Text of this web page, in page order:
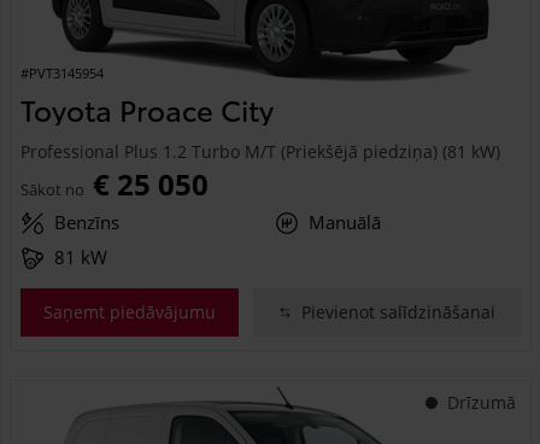
#PVT3145954
Toyota Proace City
Professional Plus 1.2 Turbo M/T (Priekšējā piedziņa) (81 kW)
Sākot no € 25 050
Benzīns
Manuālā
81 kW
Saņemt piedāvājumu Pievienot salīdzināšanai
Drīzumā